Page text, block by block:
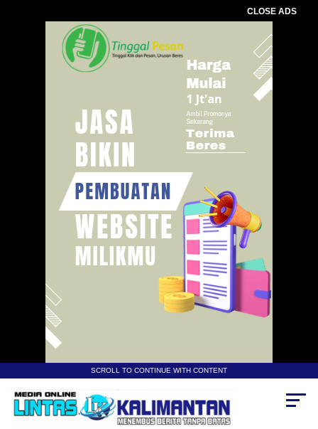
CLOSE ADS
SCROLL TO CONTINUE WITH CONTENT